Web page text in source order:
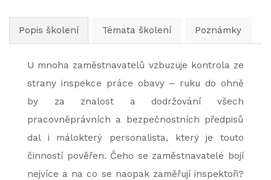
Popis školení Témata školení Poznámky
U mnoha zaměstnavatelů vzbuzuje kontrola ze
strany inspekce práce obavy – ruku do ohně
by za znalost a dodržování všech
pracovněprávních a bezpečnostních předpisů
dal i málokterý personalista, který je touto
činností pověřen. Čeho se zaměstnavatelé bojí
nejvíce a na co se naopak zaměřují inspektoři?